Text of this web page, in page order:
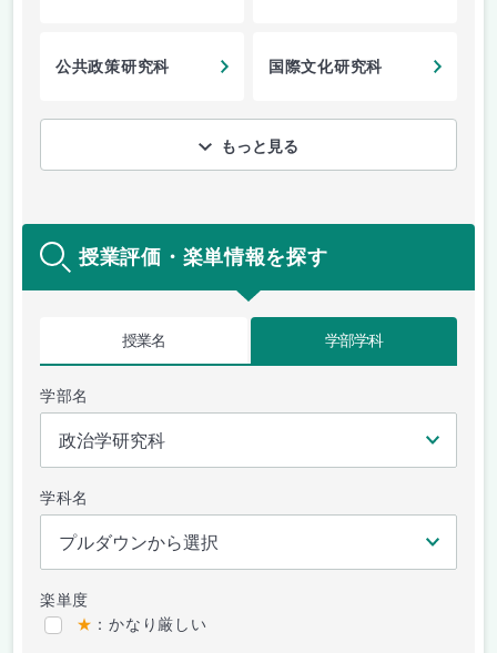
公共政策研究科 国際文化研究科
もっと見る
授業評価・楽単情報を探す
授業名 学部学科
学部名
学科名
楽単度
★ ：かなり厳しい